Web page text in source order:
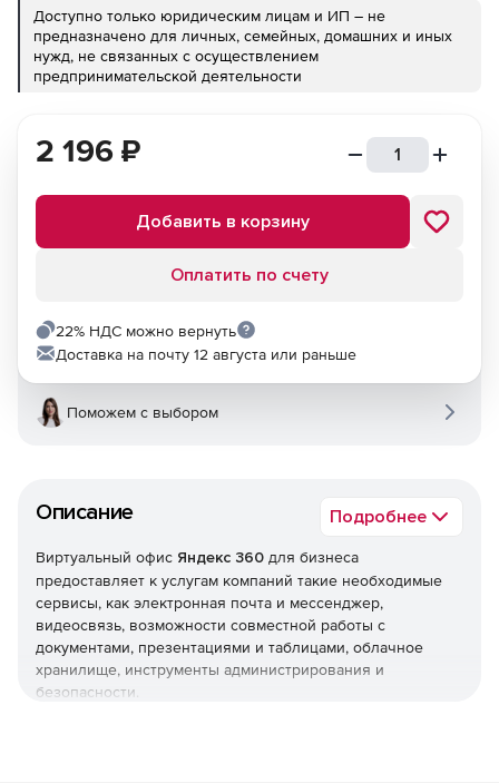
Доступно только юридическим лицам и ИП – не
предназначено для личных, семейных, домашних и иных
нужд, не связанных с осуществлением
предпринимательской деятельности
Описание Подробнее
Виртуальный офис Яндекс 360 для бизнеса
предоставляет к услугам компаний такие необходимые
сервисы, как электронная почта и мессенджер,
видеосвязь, возможности совместной работы с
документами, презентациями и таблицами, облачное
хранилище, инструменты администрирования и
безопасности.
2 196 ₽
Добавить в корзину
Оплатить по счету
22% НДС можно вернуть
Доставка на почту 12 августа или раньше
Поможем с выбором